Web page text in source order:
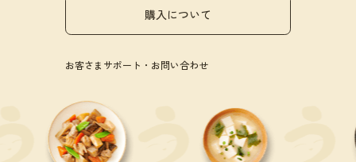
購入について
お客さまサポート・お問い合わせ